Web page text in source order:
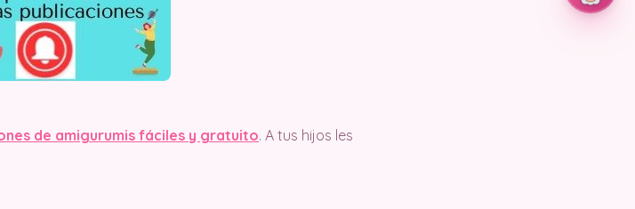
de amigurumis fáciles y gratuito. A tus hijos les